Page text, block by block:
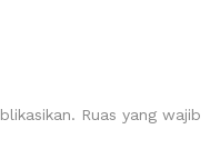
Ruas yang wajib